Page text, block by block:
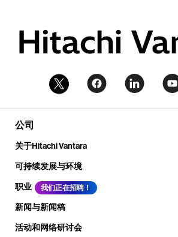
公司
关于Hitachi Vantara
可持续发展与环境
职业
我们正在招聘！
新闻与新闻稿
活动和网络研讨会